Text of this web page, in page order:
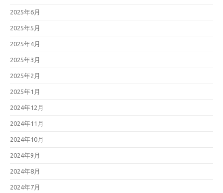
2025年6月
2025年5月
2025年4月
2025年3月
2025年2月
2025年1月
2024年12月
2024年11月
2024年10月
2024年9月
2024年8月
2024年7月